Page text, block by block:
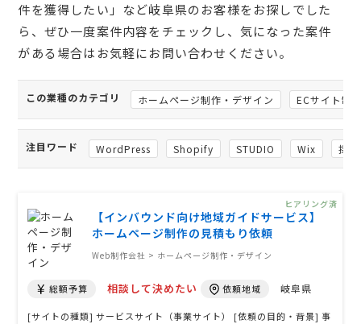
件を獲得したい」など岐阜県のお客様をお探しでした
ら、ぜひ一度案件内容をチェックし、気になった案件
がある場合はお気軽にお問い合わせください。
この業種のカテゴリ ホームページ制作・デザイン ECサイト制
注目ワード WordPress Shopify STUDIO Wix 採
【インバウンド向け地域ガイドサービス】
ホームページ制作の見積もり依頼
Web制作会社 > ホームページ制作・デザイン
総額予算 相談して決めたい 依頼地域 岐阜県
[サイトの種類] サービスサイト（事業サイト） [依頼の目的・背景] 事
ヒアリング済